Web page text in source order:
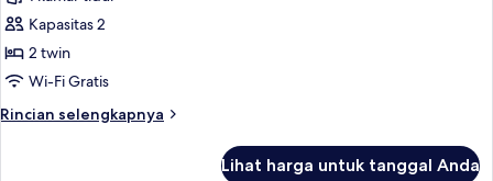
untuk
Kamar
Twin,
Boleh
Merokok
Kapasitas 2
2 twin
Wi-Fi Gratis
Rincian selengkapnya
Rincian
Lihat harga untuk tanggal Anda